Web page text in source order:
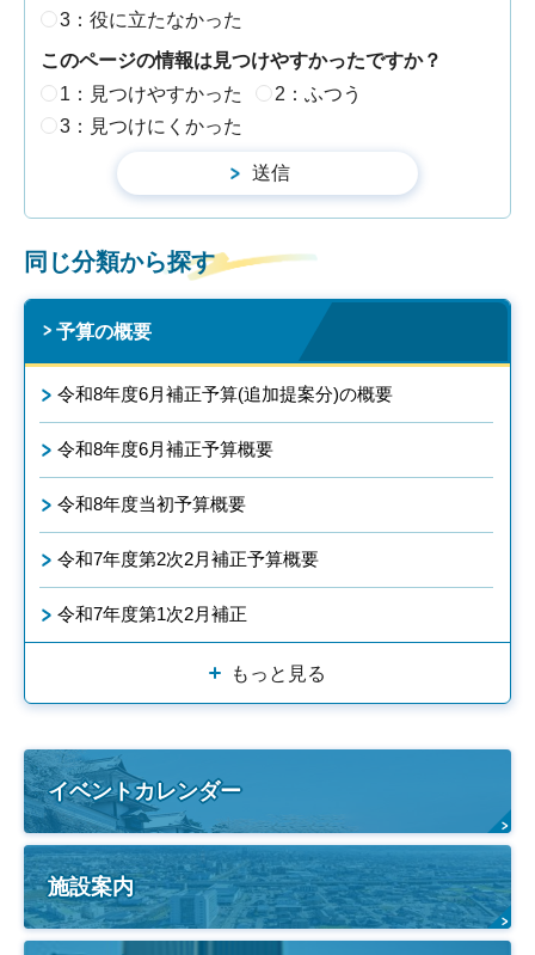
3：役に立たなかった
このページの情報は見つけやすかったですか？
1：見つけやすかった
2：ふつう
3：見つけにくかった
同じ分類から探す
予算の概要
令和8年度6月補正予算(追加提案分)の概要
令和8年度6月補正予算概要
令和8年度当初予算概要
令和7年度第2次2月補正予算概要
令和7年度第1次2月補正
もっと見る
イベントカレンダー
施設案内